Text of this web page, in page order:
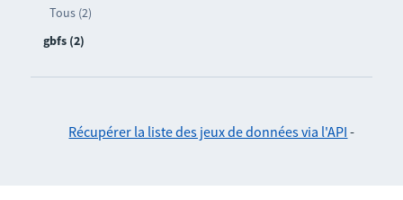
Tous (2)
gbfs (2)
Récupérer la liste des jeux de données via l'API -